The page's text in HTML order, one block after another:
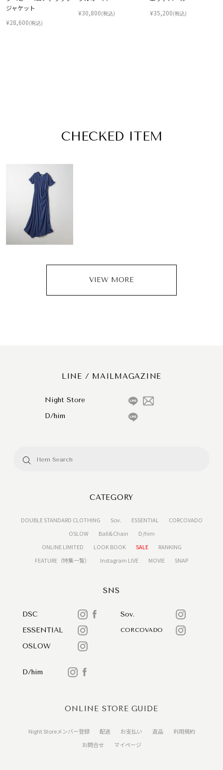
ジャケット
¥28,600(税込)
¥30,800(税込)
¥35,200(税込)
CHECKED ITEM
VIEW MORE
LINE / MAILMAGAZINE
Night Store
D/him
CATEGORY
DOUBLE STANDARD CLOTHING Sov. ESSENTIAL
CORCOVADO
OSLOW
Ball&Chain
D/him
ONLINE LIMITED
LOOK BOOK SALE
RANKING
FEATURE（特集一覧）
Instagram LIVE MOVIE SNAP
SNS
DSC
Sov.
ESSENTIAL
CORCOVADO
OSLOW
D/him
ONLINE STORE GUIDE
Night Storeメンバー登録 配送 お支払い 返品
利用規約
お問合せ
マイページ